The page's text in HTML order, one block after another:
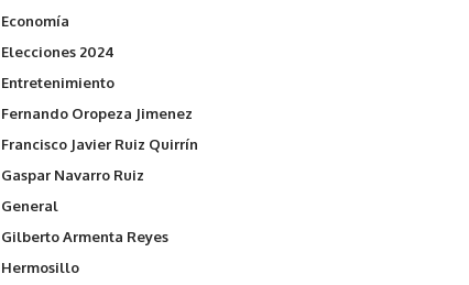
Economía
Elecciones 2024
Entretenimiento
Fernando Oropeza Jimenez
Francisco Javier Ruiz Quirrín
Gaspar Navarro Ruiz
General
Gilberto Armenta Reyes
Hermosillo